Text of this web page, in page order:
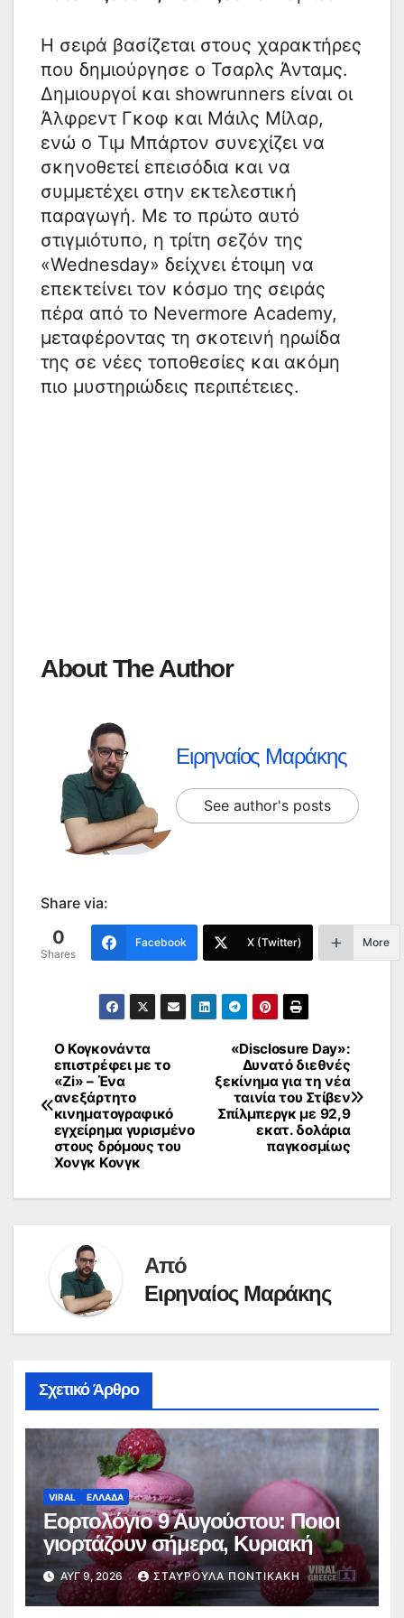
Η σειρά βασίζεται στους χαρακτήρες
που δημιούργησε ο Τσαρλς Άνταμς.
Δημιουργοί και showrunners είναι οι
Άλφρεντ Γκοφ και Μάιλς Μίλαρ,
ενώ ο Τιμ Μπάρτον συνεχίζει να
σκηνοθετεί επεισόδια και να
συμμετέχει στην εκτελεστική
παραγωγή. Με το πρώτο αυτό
στιγμιότυπο, η τρίτη σεζόν της
«Wednesday» δείχνει έτοιμη να
επεκτείνει τον κόσμο της σειράς
πέρα από το Nevermore Academy,
μεταφέροντας τη σκοτεινή ηρωίδα
της σε νέες τοποθεσίες και ακόμη
πιο μυστηριώδεις περιπέτειες.
About The Author
Ειρηναίος Μαράκης
See author's posts
Share via:
0
Shares
Facebook X (Twitter) More
Πλοήγηση
άρθρων
«Disclosure Day»:
Δυνατό διεθνές
ξεκίνημα για τη νέα
ταινία του Στίβεν
Σπίλμπεργκ με 92,9
εκατ. δολάρια
παγκοσμίως
Ο Κογκονάντα
επιστρέφει με το
«Zi» – Ένα
ανεξάρτητο
κινηματογραφικό
εγχείρημα γυρισμένο
στους δρόμους του
Χονγκ Κονγκ
Από
Ειρηναίος Μαράκης
Σχετικό Άρθρο
VIRAL ΕΛΛΑΔΑ
Εορτολόγιο 9 Αυγούστου: Ποιοι
γιορτάζουν σήμερα, Κυριακή
ΑΥΓ 9, 2026 ΣΤΑΥΡΟΎΛΑ ΠΟΝΤΙΚΆΚΗ